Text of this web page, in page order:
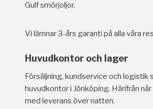
Gulf smörjoljor.
Vi lämnar 3-års garanti på alla våra
Huvudkontor och lager
Försäljning, kundservice och logistik
huvudkontor i Jönköping. Härifrån
med leverans över natten.